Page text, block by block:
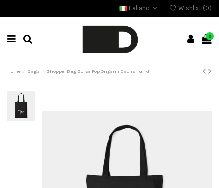
Italiano Wishlist (0)
0
Home Bags Shopper Bag Borsa Pop Origami Dachshund